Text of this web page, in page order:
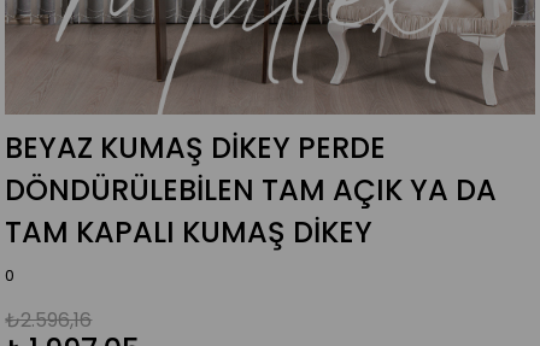
BEYAZ KUMAŞ DIKEY PERDE
DÖNDÜRÜLEBILEN TAM AÇIK YA DA
TAM KAPALI KUMAŞ DIKEY
0
₺2.596,16